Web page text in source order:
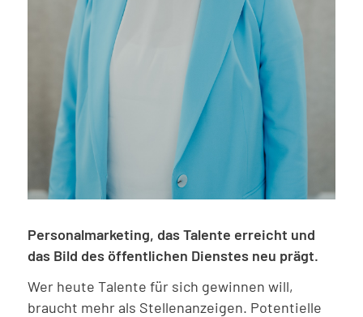
Personalmarketing, das Talente erreicht und
das Bild des öffentlichen Dienstes neu prägt.
Wer heute Talente für sich gewinnen will,
braucht mehr als Stellenanzeigen. Potentielle